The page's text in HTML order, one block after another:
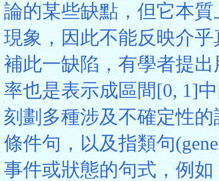
論的某些缺點，但它本
現象，因此不能反映介
補此一缺陷，有學者提
率也是表示成區間[0, 1]
刻劃多種涉及不確定性
條件句，以及指類句
事件或狀態的句式，例